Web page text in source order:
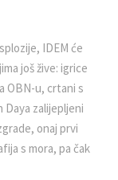
IDEM će
još žive: igrice
OBN-u, crtani s
zalijepljeni
onaj prvi
s mora, pa čak